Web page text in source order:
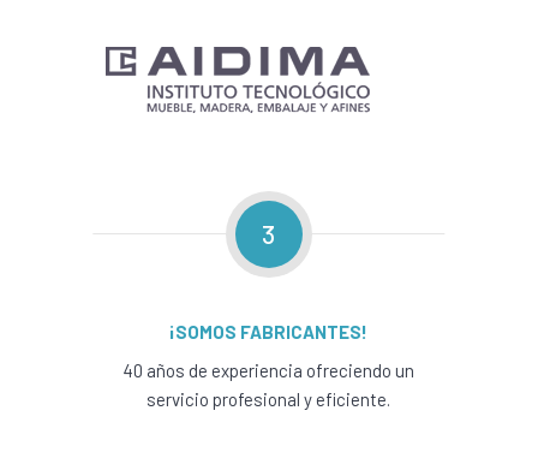
3
¡SOMOS FABRICANTES!
40 años de experiencia ofreciendo un
servicio profesional y eficiente.